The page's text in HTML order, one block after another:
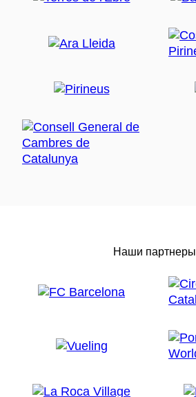
Наши партнеры